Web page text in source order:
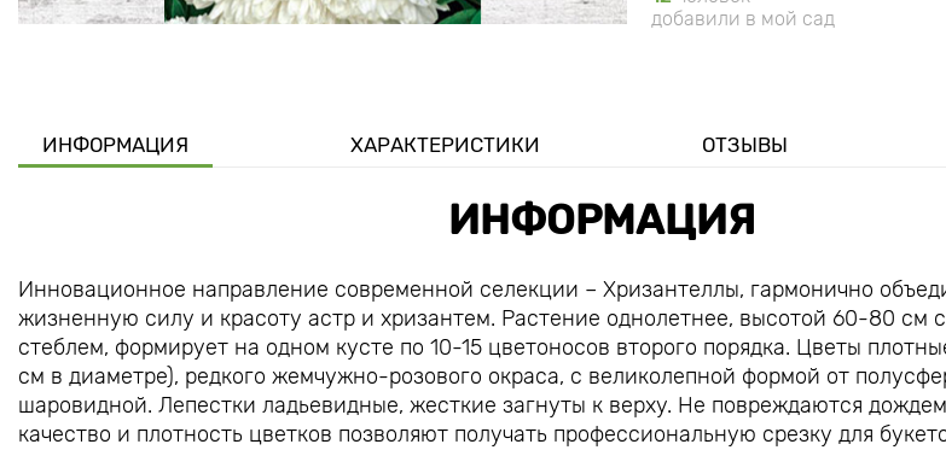
добавили в мой сад
ИНФОРМАЦИЯ ХАРАКТЕРИСТИКИ ОТЗЫВЫ
ИНФОРМАЦИЯ
Инновационное направление современной селекции – Хризантеллы, гармонично
жизненную силу и красоту астр и хризантем. Растение однолетнее, высотой 60-80 см
стеблем, формирует на одном кусте по 10-15 цветоносов второго порядка. Цветы
см в диаметре), редкого жемчужно-розового окраса, с великолепной формой от
шаровидной. Лепестки ладьевидные, жесткие загнуты к верху. Не повреждаются
качество и плотность цветков позволяют получать профессиональную срезку для